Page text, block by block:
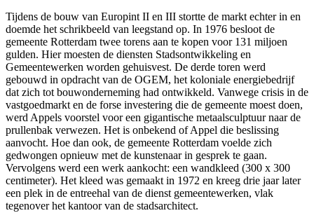
Tijdens de bouw van Europint II en III stortte de markt echter in en
doemde het schrikbeeld van leegstand op. In 1976 besloot de
gemeente Rotterdam twee torens aan te kopen voor 131 miljoen
gulden. Hier moesten de diensten Stadsontwikkeling en
Gemeentewerken worden gehuisvest. De derde toren werd
gebouwd in opdracht van de OGEM, het koloniale energiebedrijf
dat zich tot bouwonderneming had ontwikkeld. Vanwege crisis in de
vastgoedmarkt en de forse investering die de gemeente moest doen,
werd Appels voorstel voor een gigantische metaalsculptuur naar de
prullenbak verwezen. Het is onbekend of Appel die beslissing
aanvocht. Hoe dan ook, de gemeente Rotterdam voelde zich
gedwongen opnieuw met de kunstenaar in gesprek te gaan.
Vervolgens werd een werk aankocht: een wandkleed (300 x 300
centimeter). Het kleed was gemaakt in 1972 en kreeg drie jaar later
een plek in de entreehal van de dienst gemeentewerken, vlak
tegenover het kantoor van de stadsarchitect.